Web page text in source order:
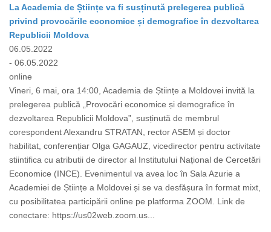
La Academia de Științe va fi susținută prelegerea publică
privind provocările economice și demografice în dezvoltarea
Republicii Moldova
06.05.2022
- 06.05.2022
online
Vineri, 6 mai, ora 14:00, Academia de Științe a Moldovei invită la
prelegerea publică „Provocări economice și demografice în
dezvoltarea Republicii Moldova”, susținută de membrul
corespondent Alexandru STRATAN, rector ASEM și doctor
habilitat, conferențiar Olga GAGAUZ, vicedirector pentru activitate
stiintifica cu atributii de director al Institutului Național de Cercetări
Economice (INCE). Evenimentul va avea loc în Sala Azurie a
Academiei de Științe a Moldovei și se va desfășura în format mixt,
cu posibilitatea participării online pe platforma ZOOM. Link de
conectare: https://us02web.zoom.us...